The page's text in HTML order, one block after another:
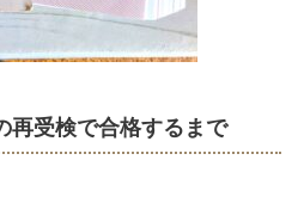
再受検で合格するまで